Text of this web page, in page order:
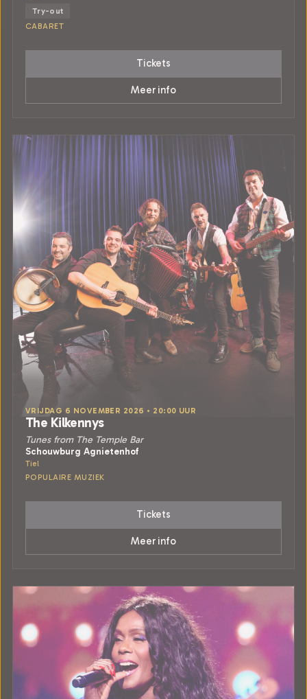
Try-out
CABARET
Tickets
Meer info
VRIJDAG 6 NOVEMBER 2026 • 20:00 UUR
The Kilkennys
Tunes from The Temple Bar
Schouwburg Agnietenhof
Tiel
POPULAIRE MUZIEK
Tickets
Meer info